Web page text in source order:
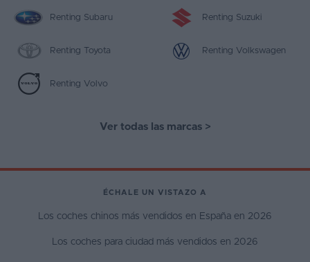
Renting Subaru Renting Suzuki
Renting Toyota Renting Volkswagen
Renting Volvo
Ver todas las marcas >
ÉCHALE UN VISTAZO A
Los coches chinos más vendidos en España en 2026
Los coches para ciudad más vendidos en 2026